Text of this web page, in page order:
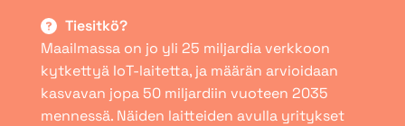
Tiesitkö?
Maailmassa on jo yli 25 miljardia verkkoon
kytkettyä IoT-laitetta, ja määrän arvioidaan
kasvavan jopa 50 miljardiin vuoteen 2035
mennessä. Näiden laitteiden avulla yritykset